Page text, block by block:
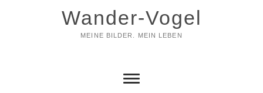
Wander-Vogel
MEINE BILDER. MEIN LEBEN